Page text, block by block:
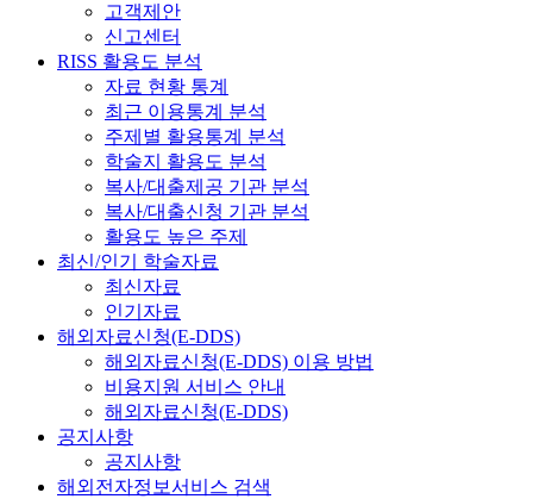
고객제안
신고센터
RISS 활용도 분석
자료 현황 통계
최근 이용통계 분석
주제별 활용통계 분석
학술지 활용도 분석
복사/대출제공 기관 분석
복사/대출신청 기관 분석
활용도 높은 주제
최신/인기 학술자료
최신자료
인기자료
해외자료신청(E-DDS)
해외자료신청(E-DDS) 이용 방법
비용지원 서비스 안내
해외자료신청(E-DDS)
공지사항
공지사항
해외전자정보서비스 검색